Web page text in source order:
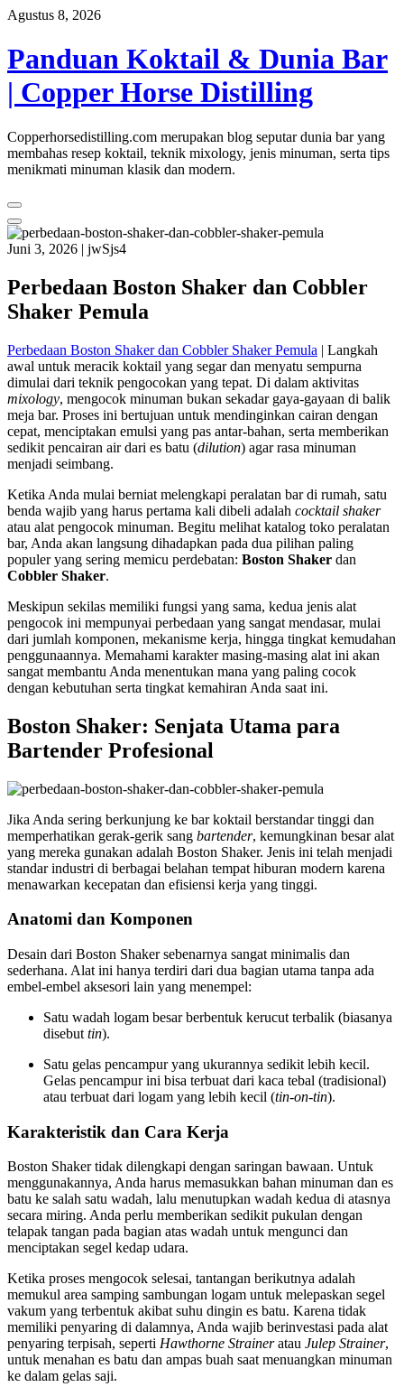
Skip
content
Agustus 8, 2026
Panduan Koktail & Dunia Bar
| Copper Horse Distilling
Copperhorsedistilling.com merupakan blog seputar dunia bar yang
membahas resep koktail, teknik mixology, jenis minuman, serta tips
menikmati minuman klasik dan modern.
Juni 3, 2026 | jwSjs4
Perbedaan Boston Shaker dan Cobbler
Shaker Pemula
Perbedaan Boston Shaker dan Cobbler Shaker Pemula | Langkah
awal untuk meracik koktail yang segar dan menyatu sempurna
dimulai dari teknik pengocokan yang tepat. Di dalam aktivitas
mixology, mengocok minuman bukan sekadar gaya-gayaan di balik
meja bar. Proses ini bertujuan untuk mendinginkan cairan dengan
cepat, menciptakan emulsi yang pas antar-bahan, serta memberikan
sedikit pencairan air dari es batu (dilution) agar rasa minuman
menjadi seimbang.
Ketika Anda mulai berniat melengkapi peralatan bar di rumah, satu
benda wajib yang harus pertama kali dibeli adalah cocktail shaker
atau alat pengocok minuman. Begitu melihat katalog toko peralatan
bar, Anda akan langsung dihadapkan pada dua pilihan paling
populer yang sering memicu perdebatan: Boston Shaker dan
Cobbler Shaker.
Meskipun sekilas memiliki fungsi yang sama, kedua jenis alat
pengocok ini mempunyai perbedaan yang sangat mendasar, mulai
dari jumlah komponen, mekanisme kerja, hingga tingkat kemudahan
penggunaannya. Memahami karakter masing-masing alat ini akan
sangat membantu Anda menentukan mana yang paling cocok
dengan kebutuhan serta tingkat kemahiran Anda saat ini.
Boston Shaker: Senjata Utama para
Bartender Profesional
Jika Anda sering berkunjung ke bar koktail berstandar tinggi dan
memperhatikan gerak-gerik sang bartender, kemungkinan besar alat
yang mereka gunakan adalah Boston Shaker. Jenis ini telah menjadi
standar industri di berbagai belahan tempat hiburan modern karena
menawarkan kecepatan dan efisiensi kerja yang tinggi.
Anatomi dan Komponen
Desain dari Boston Shaker sebenarnya sangat minimalis dan
sederhana. Alat ini hanya terdiri dari dua bagian utama tanpa ada
embel-embel aksesori lain yang menempel:
Satu wadah logam besar berbentuk kerucut terbalik (biasanya
disebut tin).
Satu gelas pencampur yang ukurannya sedikit lebih kecil.
Gelas pencampur ini bisa terbuat dari kaca tebal (tradisional)
atau terbuat dari logam yang lebih kecil (tin-on-tin).
Karakteristik dan Cara Kerja
Boston Shaker tidak dilengkapi dengan saringan bawaan. Untuk
menggunakannya, Anda harus memasukkan bahan minuman dan es
batu ke salah satu wadah, lalu menutupkan wadah kedua di atasnya
secara miring. Anda perlu memberikan sedikit pukulan dengan
telapak tangan pada bagian atas wadah untuk mengunci dan
menciptakan segel kedap udara.
Ketika proses mengocok selesai, tantangan berikutnya adalah
memukul area samping sambungan logam untuk melepaskan segel
vakum yang terbentuk akibat suhu dingin es batu. Karena tidak
memiliki penyaring di dalamnya, Anda wajib berinvestasi pada alat
penyaring terpisah, seperti Hawthorne Straineratau Julep Strainer,
untuk menahan es batu dan ampas buah saat menuangkan minuman
ke dalam gelas saji.